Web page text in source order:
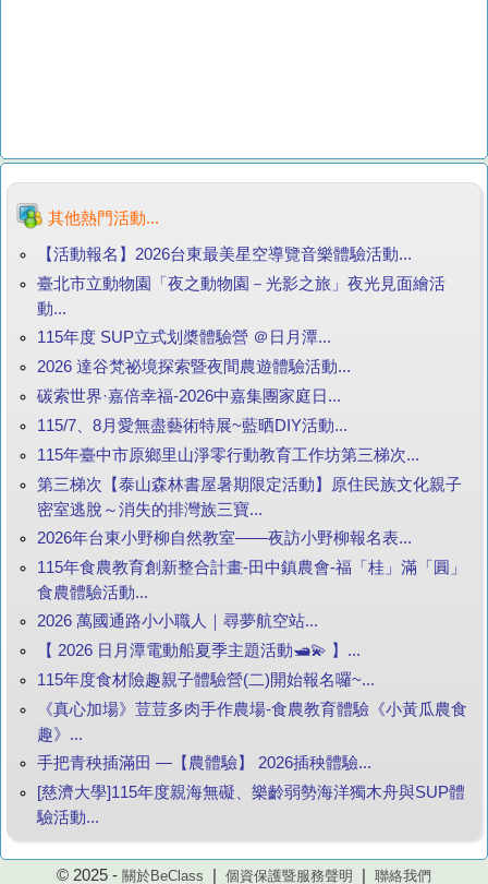
其他熱門活動...
【活動報名】2026台東最美星空導覽音樂體驗活動...
臺北市立動物園「夜之動物園－光影之旅」夜光見面繪活
動...
115年度 SUP立式划槳體驗營 ＠日月潭...
2026 達谷梵祕境探索暨夜間農遊體驗活動...
碳索世界·嘉倍幸福-2026中嘉集團家庭日...
115/7、8月愛無盡藝術特展~藍晒DIY活動...
115年臺中市原鄉里山淨零行動教育工作坊第三梯次...
第三梯次【泰山森林書屋暑期限定活動】原住民族文化親子
密室逃脫～消失的排灣族三寶...
2026年台東小野柳自然教室——夜訪小野柳報名表...
115年食農教育創新整合計畫-田中鎮農會-福「桂」滿「圓」
食農體驗活動...
2026 萬國通路小小職人｜尋夢航空站...
【 2026 日月潭電動船夏季主題活動🛥️💫 】...
115年度食材險趣親子體驗營(二)開始報名囉~...
《真心加場》荳荳多肉手作農場-食農教育體驗《小黃瓜農食
趣》...
手把青秧插滿田 —【農體驗】 2026插秧體驗...
[慈濟大學]115年度親海無礙、樂齡弱勢海洋獨木舟與SUP體
驗活動...
© 2025 - 關於BeClass 個資保護暨服務聲明 聯絡我們